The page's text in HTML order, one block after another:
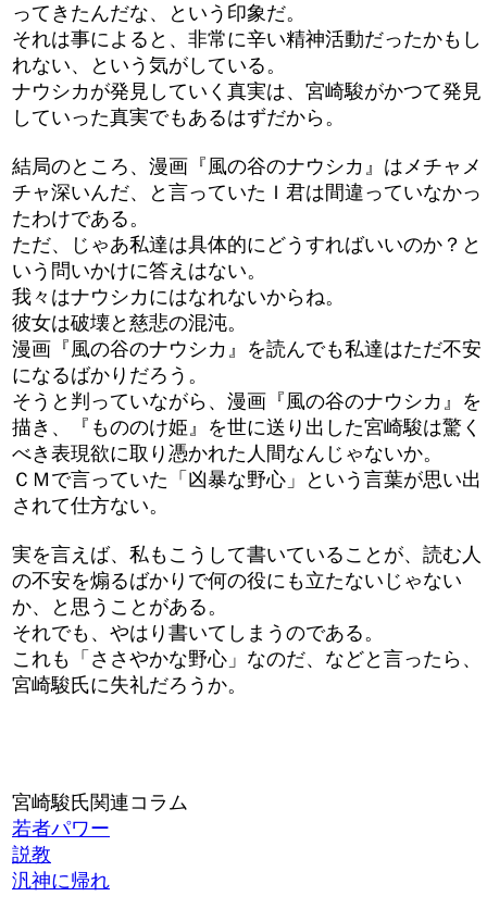
ってきたんだな、という印象だ。
それは事によると、非常に辛い精神活動だったかもし
れない、という気がしている。
ナウシカが発見していく真実は、宮崎駿がかつて発見
していった真実でもあるはずだから。
結局のところ、漫画『風の谷のナウシカ』はメチャメ
チャ深いんだ、と言っていたＩ君は間違っていなかっ
たわけである。
ただ、じゃあ私達は具体的にどうすればいいのか？と
いう問いかけに答えはない。
我々はナウシカにはなれないからね。
彼女は破壊と慈悲の混沌。
漫画『風の谷のナウシカ』を読んでも私達はただ不安
になるばかりだろう。
そうと判っていながら、漫画『風の谷のナウシカ』を
描き、『もののけ姫』を世に送り出した宮崎駿は驚く
べき表現欲に取り憑かれた人間なんじゃないか。
ＣＭで言っていた「凶暴な野心」という言葉が思い出
されて仕方ない。
実を言えば、私もこうして書いていることが、読む人
の不安を煽るばかりで何の役にも立たないじゃない
か、と思うことがある。
それでも、やはり書いてしまうのである。
これも「ささやかな野心」なのだ、などと言ったら、
宮崎駿氏に失礼だろうか。
宮崎駿氏関連コラム
若者パワー
説教
汎神に帰れ